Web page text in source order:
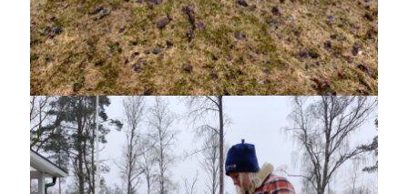
Senaste kommentarerna
EllenomVINST!!!
CamillaomVINST!!!
EllenomJOSEF
EllenomSPAM
CamillaomSPAM